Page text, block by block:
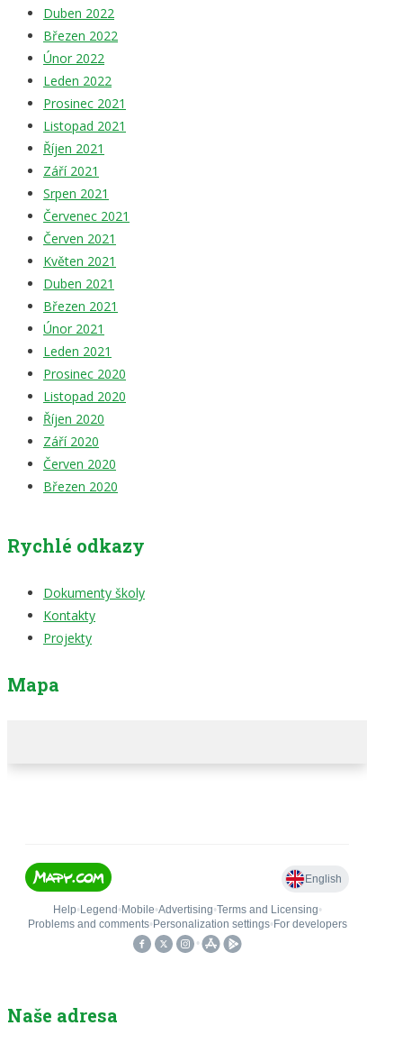
Duben 2022
Březen 2022
Únor 2022
Leden 2022
Prosinec 2021
Listopad 2021
Říjen 2021
Září 2021
Srpen 2021
Červenec 2021
Červen 2021
Květen 2021
Duben 2021
Březen 2021
Únor 2021
Leden 2021
Prosinec 2020
Listopad 2020
Říjen 2020
Září 2020
Červen 2020
Březen 2020
Rychlé odkazy
Dokumenty školy
Kontakty
Projekty
Mapa
Naše adresa